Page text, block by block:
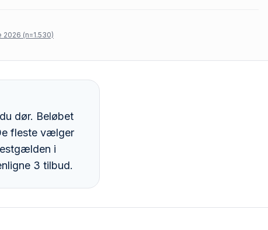
(n=1.530)
dør. Beløbet
fleste vælger
i
3 tilbud.